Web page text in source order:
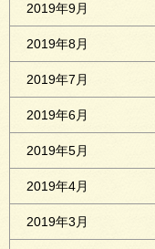
2019年9月
2019年8月
2019年7月
2019年6月
2019年5月
2019年4月
2019年3月